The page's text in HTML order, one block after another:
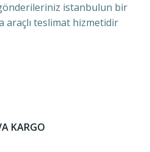
istanbulun bir
araçlı teslimat hizmetidir
KARGO